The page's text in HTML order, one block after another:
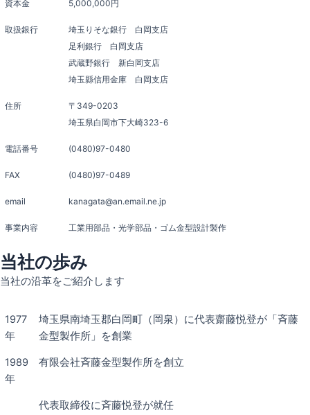
資本金 5,000,000円
取扱銀行
埼玉りそな銀行 白岡支店
足利銀行 白岡支店
武蔵野銀行 新白岡支店
埼玉縣信用金庫 白岡支店
住所
〒349-0203
埼玉県白岡市下大崎323-6
電話番号 (0480)97-0480
FAX (0480)97-0489
email kanagata@an.email.ne.jp
事業内容 工業用部品・光学部品・ゴム金型設計製作
当社の歩み
当社の沿革をご紹介します
1977
年
埼玉県南埼玉郡白岡町（岡泉）に代表齋藤悦登が「斉藤
金型製作所」を創業
1989
年
有限会社斉藤金型製作所を創立
代表取締役に斉藤悦登が就任